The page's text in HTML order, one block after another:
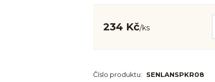
234 Kč/ks
Číslo produktu: SENLANSPKR08